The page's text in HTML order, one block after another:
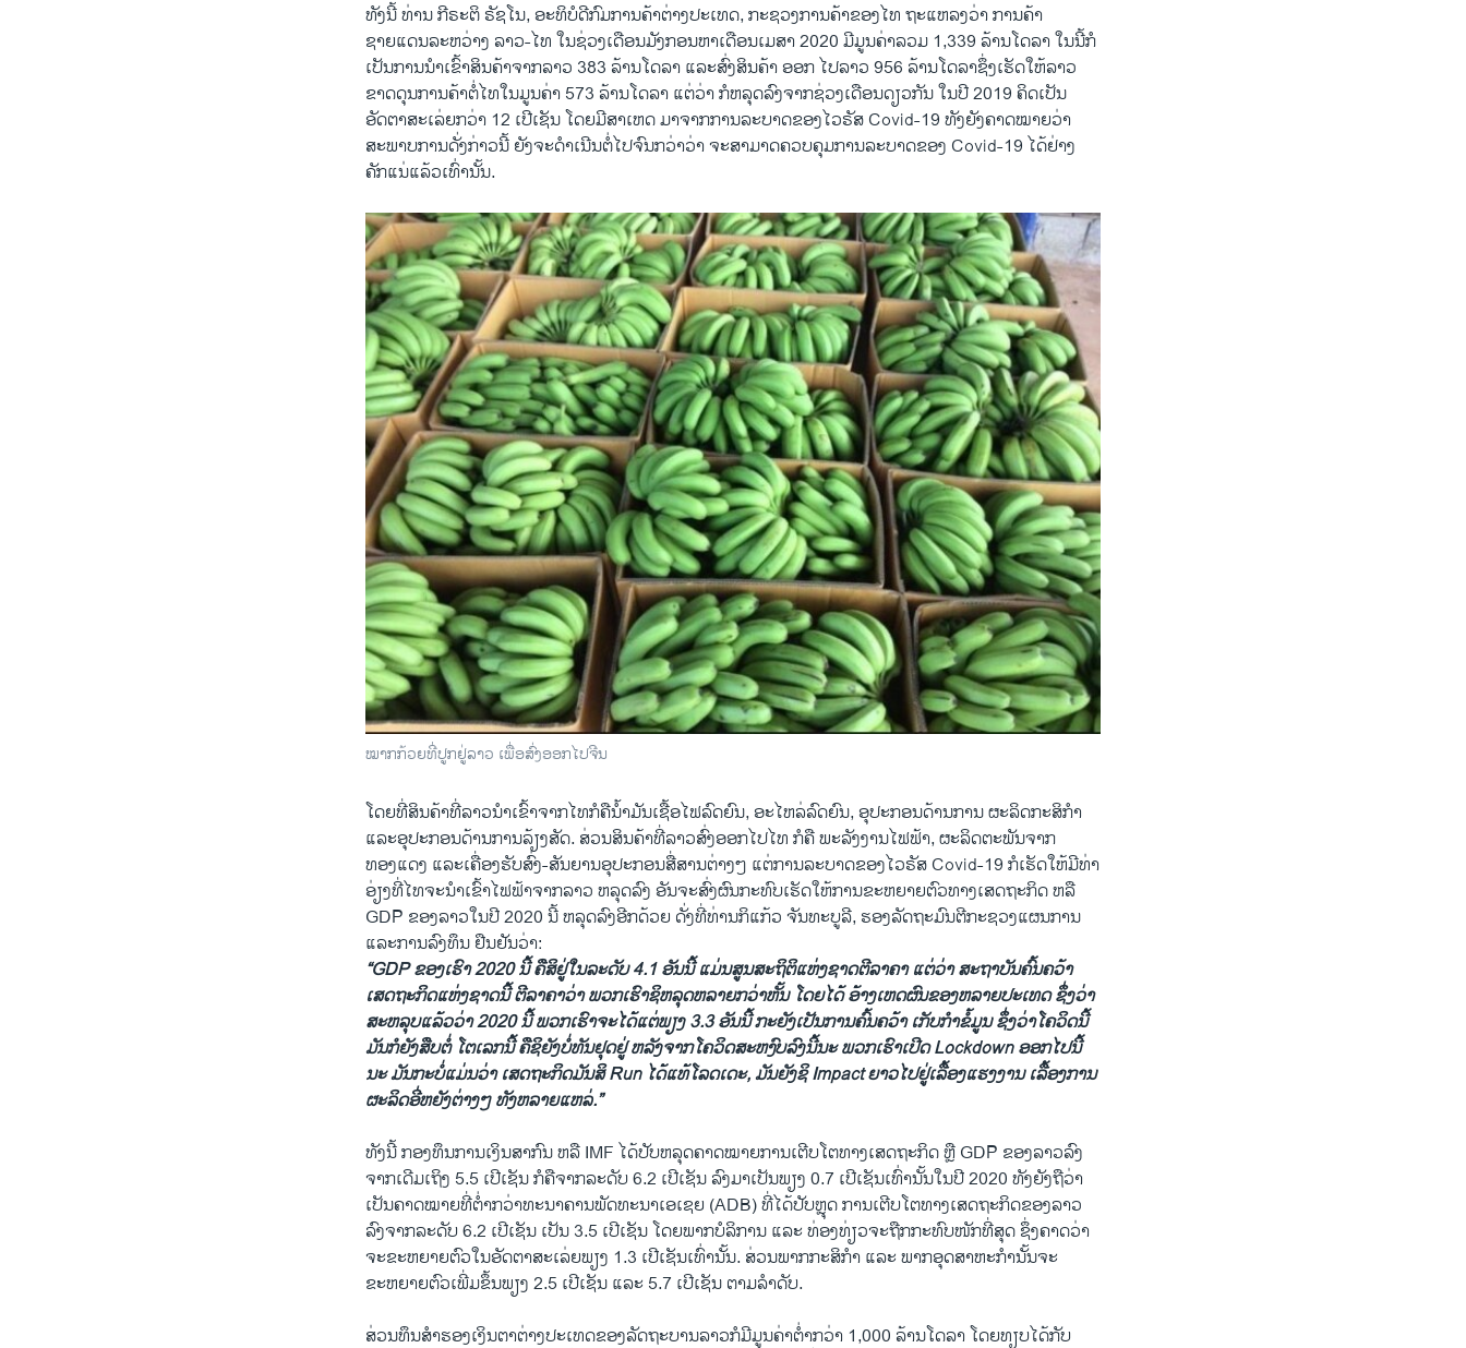
ທັງນີ້ ທ່ານ ກີຣະຕິ ຣັຊໂນ, ອະທິບໍດີກົມການຄ້າຕ່າງປະເທດ, ກະຊວງການຄ້າຂອງໄທ ຖະແຫລງວ່າ ການຄ້າ
ຊາຍແດນລະຫວ່າງ ລາວ-ໄທ ໃນຊ່ວງເດືອນມັງກອນຫາເດືອນເມສາ 2020 ມີມູນຄ່າລວມ 1,339 ລ້ານໂດລາ ໃນນີ້ກໍ
ເປັນການນໍາເຂົ້າສິນຄ້າຈາກລາວ 383 ລ້ານໂດລາ ແລະສົ່ງສິນຄ້າ ອອກ ໄປລາວ 956 ລ້ານໂດລາຊຶ່ງເຮັດໃຫ້ລາວ
ຂາດດຸນການຄ້າຕໍ່ໄທໃນມູນຄ່າ 573 ລ້ານໂດລາ ແຕ່ວ່າ ກໍຫລຸດລົງຈາກຊ່ວງເດືອນດຽວກັນ ໃນປີ 2019 ຄິດເປັນ
ອັດຕາສະເລ່ຍກວ່າ 12 ເປີເຊັນ ໂດຍມີສາເຫດ ມາຈາກການລະບາດຂອງໄວຣັສ Covid-19 ທັງຍັງຄາດໝາຍວ່າ
ສະພາບການດັ່ງກ່າວນີ້ ຍັງຈະດໍາເນີນຕໍ່ໄປຈົນກວ່າວ່າ ຈະສາມາດຄວບຄຸມການລະບາດຂອງ Covid-19 ໄດ້ຢ່າງ
ຄັກແນ່ແລ້ວເທົ່ານັ້ນ.
ໝາກກ້ວຍທີ່ປູກຢູ່ລາວ ເພື່ອສົ່ງອອກໄປຈີນ
ໂດຍທີ່ສິນຄ້າທີ່ລາວນໍາເຂົ້າຈາກໄທກໍຄືນໍ້າມັນເຊື້ອໄຟລົດຍົນ, ອະໄຫລ່ລົດຍົນ, ອຸປະກອນດ້ານການ ຜະລິດກະສິກໍາ
ແລະອຸປະກອນດ້ານການລ້ຽງສັດ. ສ່ວນສິນຄ້າທີ່ລາວສົ່ງອອກໄປໄທ ກໍຄື ພະລັງງານໄຟຟ້າ, ຜະລິດຕະພັນຈາກ
ທອງແດງ ແລະເຄື່ອງຮັບສົ່ງ-ສັນຍານອຸປະກອນສື່ສານຕ່າງໆ ແຕ່ການລະບາດຂອງໄວຣັສ Covid-19 ກໍເຮັດໃຫ້ມີທ່າ
ອ່ຽງທີ່ໄທຈະນໍາເຂົ້າໄຟຟ້າຈາກລາວ ຫລຸດລົງ ອັນຈະສົ່ງຜົນກະທົບເຮັດໃຫ້ການຂະຫຍາຍຕົວທາງເສດຖະກິດ ຫລື
GDP ຂອງລາວໃນປີ 2020 ນີ້ ຫລຸດລົງອີກດ້ວຍ ດັ່ງທີ່ທ່ານກິແກ້ວ ຈັນທະບູລີ, ຮອງລັດຖະມົນຕີກະຊວງແຜນການ
ແລະການລົງທຶນ ຢືນຢັນວ່າ:
“GDPຂອງເຮົາ 2020 ນີ້ ຄືສິຢູ່ໃນລະດັບ 4.1 ອັນນີ້ ແມ່ນສູນສະຖິຕິແຫ່ງຊາດຕີລາຄາ ແຕ່ວ່າ ສະຖາບັນຄົ້ນຄວ້າ
ເສດຖະກິດແຫ່ງຊາດນີ້ ຕີລາຄາວ່າ ພວກເຮົາຊິຫລຸດຫລາຍກວ່າຫັ້ນ ໂດຍໄດ້ ອ້າງເຫດຜົນຂອງຫລາຍປະເທດ ຊຶ່ງວ່າ
ສະຫລຸບແລ້ວວ່າ 2020 ນີ້ ພວກເຮົາຈະໄດ້ແຕ່ພຽງ 3.3 ອັນນີ້ ກະຍັງເປັນການຄົ້ນຄວ້າ ເກັບກໍາຂໍ້ມູນ ຊຶ່ງວ່າໂຄວິດນີ້
ມັນກໍຍັງສືບຕໍ່ ໂຕເລກນີ້ ຄືຊິຍັງບໍ່ທັນຢຸດຢູ່ ຫລັງຈາກໂຄວິດສະຫງົບລົງນີ້ນະ ພວກເຮົາເປີດLockdownອອກໄປນີ້
ນະ ມັນກະບໍ່ແມ່ນວ່າ ເສດຖະກິດມັນສິRun ໄດ້ແທ້ໂລດເດະ, ມັນຍັງຊິImpactຍາວໄປຢູ່ເລື້ອງແຮງງານ ເລື້ອງການ
ຜະລິດອີ່ຫຍັງຕ່າງໆ ທັງຫລາຍແຫລ່.”
ທັງນີ້ ກອງທຶນການເງິນສາກົນ ຫລື IMF ໄດ້ປັບຫລຸດຄາດໝາຍການເຕີບໂຕທາງເສດຖະກິດ ຫຼື GDP ຂອງລາວລົງ
ຈາກເດີມເຖິງ 5.5 ເປີເຊັນ ກໍຄືຈາກລະດັບ 6.2 ເປີເຊັນ ລົງມາເປັນພຽງ 0.7 ເປີເຊັນເທົ່ານັ້ນໃນປີ​ 2020 ທັງຍັງຖືວ່າ
ເປັນຄາດໝາຍທີ່ຕໍ່າກວ່າທະນາຄານພັດທະນາເອເຊຍ (ADB) ທີ່ໄດ້ປັບຫຼຸດ ການເຕີບໂຕທາງເສດຖະກິດຂອງລາວ
ລົງຈາກລະດັບ 6.2 ເປີເຊັນ ເປັນ 3.5 ເປີເຊັນ ໂດຍພາກບໍລິການ ແລະ ທ່ອງທ່ຽວຈະຖືກກະທົບໜັກທີ່ສຸດ ຊຶ່ງຄາດວ່າ
ຈະຂະຫຍາຍຕົວໃນອັດຕາສະເລ່ຍພຽງ 1.3 ເປີເຊັນເທົ່ານັ້ນ. ສ່ວນພາກກະສິກຳ ແລະ ພາກອຸດສາຫະກຳນັ້ນຈະ
ຂະຫຍາຍຕົວເພີ່ມຂຶ້ນພຽງ 2.5 ເປີເຊັນ ແລະ 5.7 ເປີເຊັນ ຕາມລຳດັບ.
ສ່ວນທຶນສຳຮອງເງິນຕາຕ່າງປະເທດຂອງລັດຖະບານລາວກໍມີມູນຄ່າຕໍ່າກວ່າ 1,000 ລ້ານໂດລາ ໂດຍທຽບໄດ້ກັບ